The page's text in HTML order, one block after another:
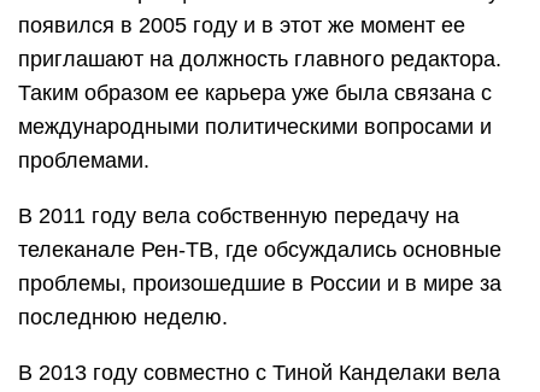
появился в 2005 году и в этот же момент ее
приглашают на должность главного редактора.
Таким образом ее карьера уже была связана с
международными политическими вопросами и
проблемами.
В 2011 году вела собственную передачу на
телеканале Рен-ТВ, где обсуждались основные
проблемы, произошедшие в России и в мире за
последнюю неделю.
В 2013 году совместно с Тиной Канделаки вела